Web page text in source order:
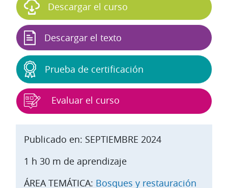
Publicado en: SEPTIEMBRE 2024
1 h 30 m de aprendizaje
ÁREA TEMÁTICA: Bosques y restauración
Descargar el curso
Descargar el texto
Prueba de certificación
Evaluar el curso